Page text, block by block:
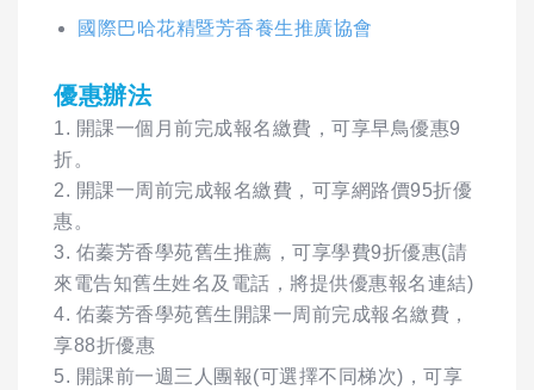
國際巴哈花精暨芳香養生推廣協會
優惠辦法
1. 開課一個月前完成報名繳費，可享早鳥優惠9
折。
2. 開課一周前完成報名繳費，可享網路價95折優
惠。
3. 佑蓁芳香學苑舊生推薦，可享學費9折優惠(請
來電告知舊生姓名及電話，將提供優惠報名連結)
4. 佑蓁芳香學苑舊生開課一周前完成報名繳費，
享88折優惠
5. 開課前一週三人團報(可選擇不同梯次)，可享